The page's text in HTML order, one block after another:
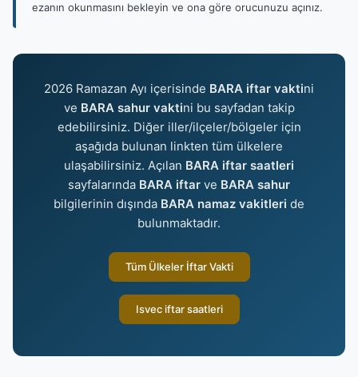
ezanın okunmasını bekleyin ve ona göre orucunuzu açınız.
2026 Ramazan Ayı içerisinde BARA iftar vaktini
ve BARA sahur vaktini bu sayfadan takip
edebilirsiniz. Diğer iller/ilçeler/bölgeler için
aşağıda bulunan linkten tüm ülkelere
ulaşabilirsiniz. Açılan BARA iftar saatleri
sayfalarında BARA iftar ve BARA sahur
bilgilerinin dışında BARA namaz vakitleri de
bulunmaktadır.
Tüm Ülkeler İftar Vakti
Isvec iftar saatleri